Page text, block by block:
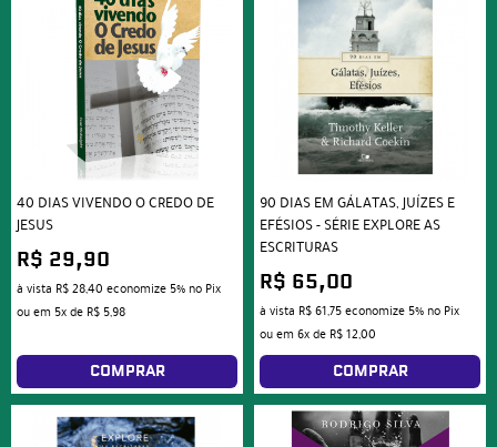
40 DIAS VIVENDO O CREDO DE
JESUS
R$ 29,90
à vista R$ 28,40 economize 5% no Pix
ou em 5xde R$ 5,98
COMPRAR
90 DIAS EM GÁLATAS, JUÍZES E
EFÉSIOS - SÉRIE EXPLORE AS
ESCRITURAS
R$ 65,00
à vista R$ 61,75economize 5% no Pix
ou em 6xde R$ 12,00
COMPRAR